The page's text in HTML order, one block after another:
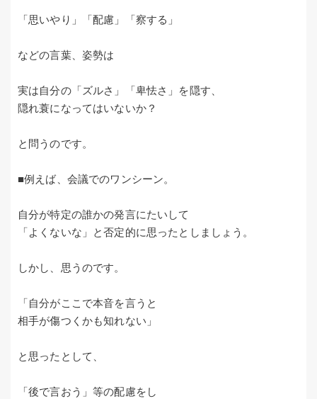
「思いやり」「配慮」「察する」
などの言葉、姿勢は
実は自分の「ズルさ」「卑怯さ」を隠す、
隠れ蓑になってはいないか？
と問うのです。
■例えば、会議でのワンシーン。
自分が特定の誰かの発言にたいして
「よくないな」と否定的に思ったとしましょう。
しかし、思うのです。
「自分がここで本音を言うと
相手が傷つくかも知れない」
と思ったとして、
「後で言おう」等の配慮をし